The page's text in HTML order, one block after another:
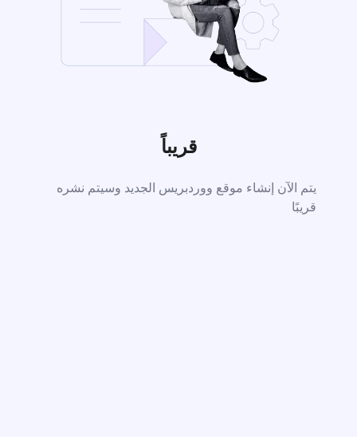
قريباً
يتم الآن إنشاء موقع ووردبريس الجديد وسيتم نشره
قريبًا